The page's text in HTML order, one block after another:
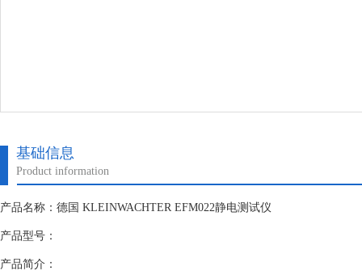
基础信息
Product information
产品名称：德国 KLEINWACHTER EFM022静电测试仪
产品型号：
产品简介：